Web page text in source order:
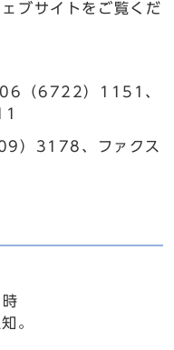
ブサイトをご覧くだ
（6722）1151、
）3178、ファクス
。